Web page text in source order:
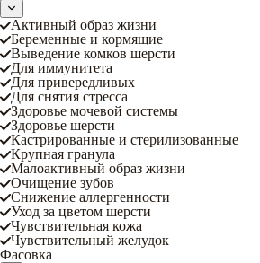
Активный образ жизни
Беременные и кормящие
Выведение комков шерсти
Для иммунитета
Для привередливых
Для снятия стресса
Здоровье мочевой системы
Здоровье шерсти
Кастрированные и стерилизованные
Крупная гранула
Малоактивный образ жизни
Очищение зубов
Снижение аллергенности
Уход за цветом шерсти
Чувствительная кожа
Чувствительный желудок
Фасовка